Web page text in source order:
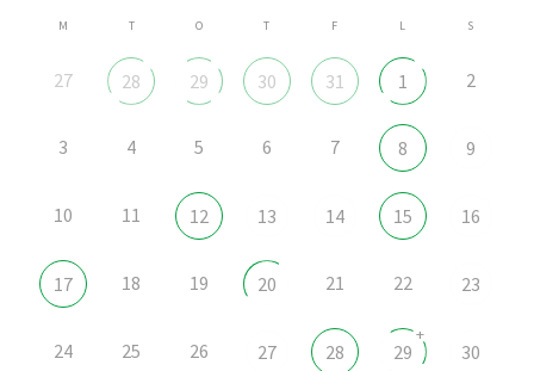
M T O T F L S
27 28 29 30 31 1 2
3 4 5 6 7 8 9
10 11 12 13 14 15 16
17 18 19 20 21 22 23
24 25 26 27 28 29
+
30